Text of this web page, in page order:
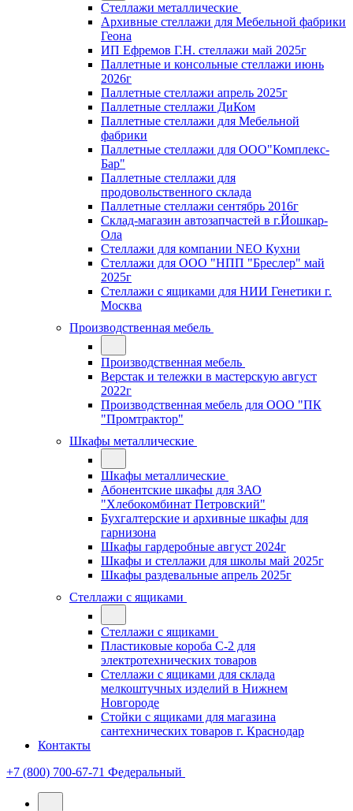
Стеллажи металлические
Архивные стеллажи для Мебельной фабрики
Геона
ИП Ефремов Г.Н. стеллажи май 2025г
Паллетные и консольные стеллажи июнь
2026г
Паллетные стеллажи апрель 2025г
Паллетные стеллажи ДиКом
Паллетные стеллажи для Мебельной
фабрики
Паллетные стеллажи для ООО"Комплекс-
Бар"
Паллетные стеллажи для
продовольственного склада
Паллетные стеллажи сентябрь 2016г
Склад-магазин автозапчастей в г.Йошкар-
Ола
Стеллажи для компании NEO Кухни
Стеллажи для ООО "НПП "Бреслер" май
2025г
Стеллажи с ящиками для НИИ Генетики г.
Москва
Производственная мебель
Производственная мебель
Верстак и тележки в мастерскую август
2022г
Производственная мебель для ООО "ПК
"Промтрактор"
Шкафы металлические
Шкафы металлические
Абонентские шкафы для ЗАО
"Хлебокомбинат Петровский"
Бухгалтерские и архивные шкафы для
гарнизона
Шкафы гардеробные август 2024г
Шкафы и стеллажи для школы май 2025г
Шкафы раздевальные апрель 2025г
Стеллажи с ящиками
Стеллажи с ящиками
Пластиковые короба С-2 для
электротехнических товаров
Стеллажи с ящиками для склада
мелкоштучных изделий в Нижнем
Новгороде
Стойки с ящиками для магазина
сантехнических товаров г. Краснодар
Контакты
+7 (800) 700-67-71 Федеральный